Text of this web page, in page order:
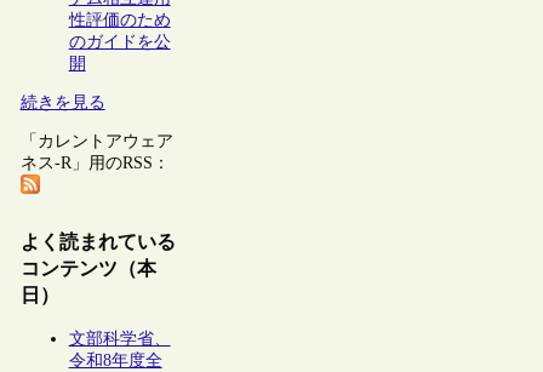
性評価のため
のガイドを公
開
続きを見る
「カレントアウェア
ネス-R」用のRSS：
よく読まれている
コンテンツ（本
日）
文部科学省、
令和8年度全